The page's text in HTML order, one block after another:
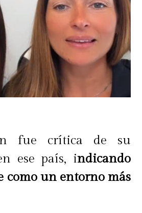
Más Deco Market
1 entrada doble para
de este 25
para ir el resto de
ganar? ¡Fácil! Solo
fue crítica de su
ese país, indicando
como un entorno más